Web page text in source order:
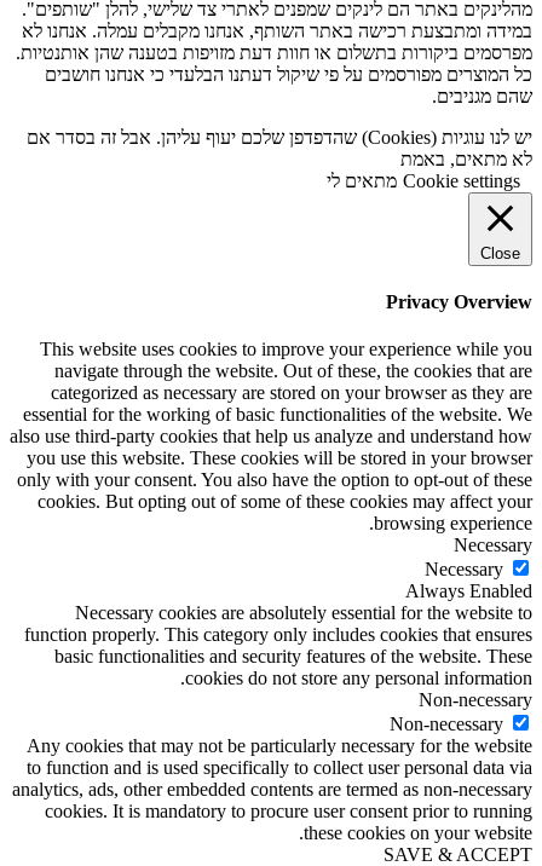
מהלינקים באתר הם לינקים שמפנים לאתרי צד שלישי, להלן "שותפים".
במידה ומתבצעת רכישה באתר השותף, אנחנו מקבלים עמלה. אנחנו לא
מפרסמים ביקורות בתשלום או חוות דעת מזויפות בטענה שהן אותנטיות.
כל המוצרים מפורסמים על פי שיקול דעתנו הבלעדי כי אנחנו חושבים
שהם מגניבים.
יש לנו עוגיות (Cookies) שהדפדפן שלכם יעוף עליהן. אבל זה בסדר אם
לא מתאים, באמת
Cookie settings מתאים לי
Close
Privacy Overview
This website uses cookies to improve your experience while you
navigate through the website. Out of these, the cookies that are
categorized as necessary are stored on your browser as they are
essential for the working of basic functionalities of the website. We
also use third-party cookies that help us analyze and understand how
you use this website. These cookies will be stored in your browser
only with your consent. You also have the option to opt-out of these
cookies. But opting out of some of these cookies may affect your
browsing experience.
Necessary
Necessary
Always Enabled
Necessary cookies are absolutely essential for the website to
function properly. This category only includes cookies that ensures
basic functionalities and security features of the website. These
cookies do not store any personal information.
Non-necessary
Non-necessary
Any cookies that may not be particularly necessary for the website
to function and is used specifically to collect user personal data via
analytics, ads, other embedded contents are termed as non-necessary
cookies. It is mandatory to procure user consent prior to running
these cookies on your website.
SAVE & ACCEPT